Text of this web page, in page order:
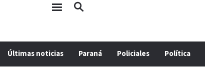
Últimas noticias Paraná Policiales Política